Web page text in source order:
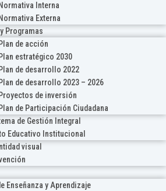
Normativa Interna
Normativa Externa
Programas
Plan de acción
Plan estratégico 2030
Plan de desarrollo 2022
Plan de desarrollo 2023 – 2026
Proyectos de inversión
Plan de Participación Ciudadana
de Gestión Integral
Educativo Institucional
visual
Enseñanza y Aprendizaje